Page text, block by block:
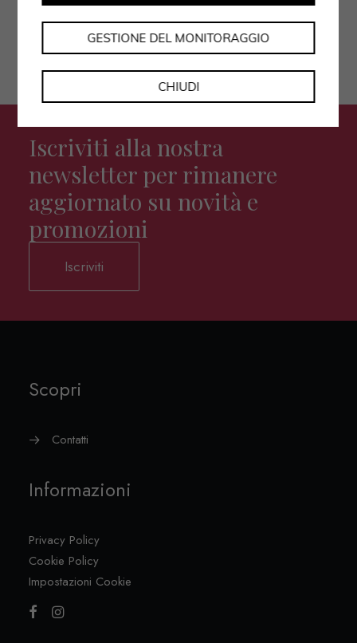
Iscriviti alla nostra
newsletter per rimanere
aggiornato su novità e
promozioni
Iscriviti
Scopri
Contatti
Informazioni
Privacy Policy
Cookie Policy
Impostazioni Cookie
CHIUDI
GESTIONE DEL MONITORAGGIO